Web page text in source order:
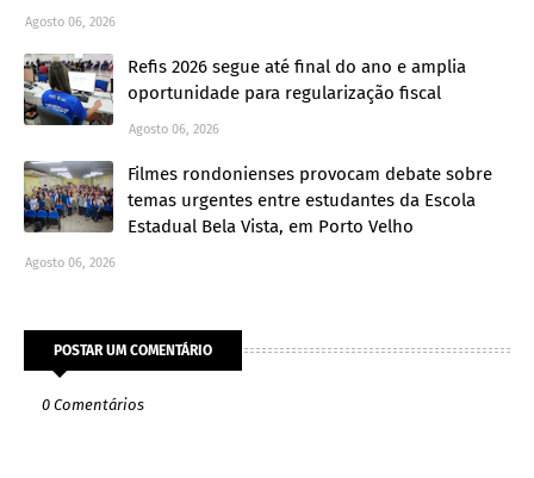
Agosto 06, 2026
Refis 2026 segue até final do ano e amplia
oportunidade para regularização fiscal
Agosto 06, 2026
Filmes rondonienses provocam debate sobre
temas urgentes entre estudantes da Escola
Estadual Bela Vista, em Porto Velho
Agosto 06, 2026
POSTAR UM COMENTÁRIO
0 Comentários